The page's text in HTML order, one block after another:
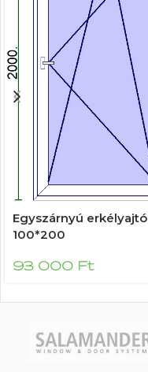
Egyszárnyú erkélyajtó
100*200
93 000 Ft